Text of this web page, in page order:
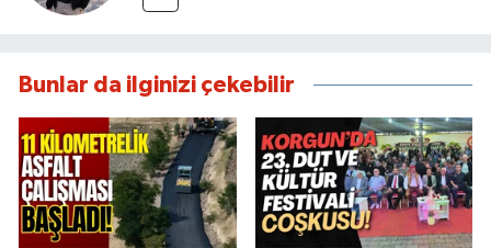
Bunlar da ilginizi çekebilir